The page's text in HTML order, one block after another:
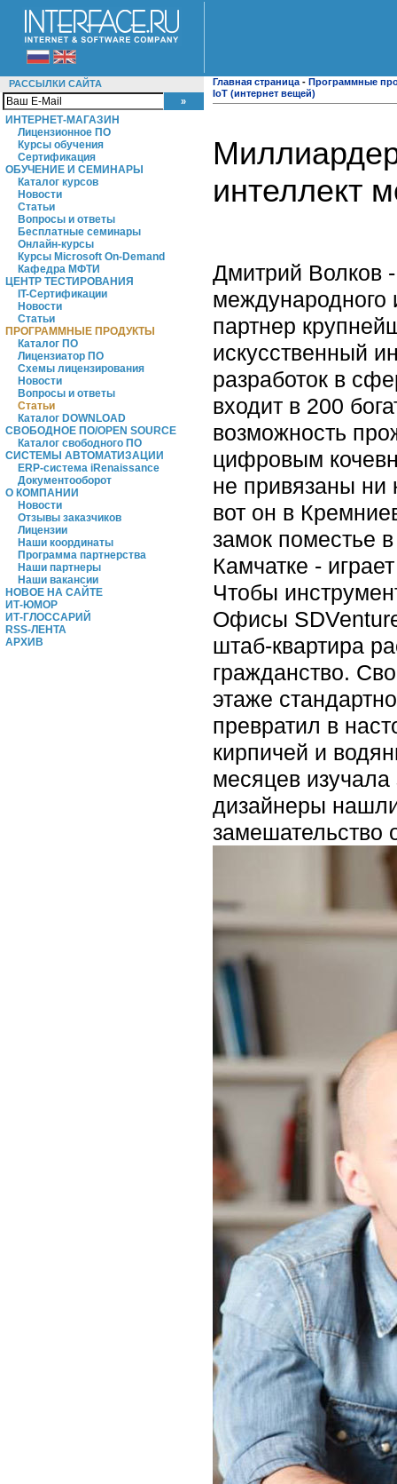
РАССЫЛКИ САЙТА
ИНТЕРНЕТ-МАГАЗИН
Лицензионное ПО
Курсы обучения
Сертификация
ОБУЧЕНИЕ И СЕМИНАРЫ
Каталог курсов
Новости
Статьи
Вопросы и ответы
Бесплатные семинары
Онлайн-курсы
Курсы Microsoft On-Demand
Кафедра МФТИ
ЦЕНТР ТЕСТИРОВАНИЯ
IT-Сертификации
Новости
Статьи
ПРОГРАММНЫЕ ПРОДУКТЫ
Каталог ПО
Лицензиатор ПО
Схемы лицензирования
Новости
Вопросы и ответы
Статьи
Каталог DOWNLOAD
СВОБОДНОЕ ПО/OPEN SOURCE
Каталог свободного ПО
СИСТЕМЫ АВТОМАТИЗАЦИИ
ERP-система iRenaissance
Документооборот
О КОМПАНИИ
Новости
Отзывы заказчиков
Лицензии
Наши координаты
Программа партнерства
Наши партнеры
Наши вакансии
НОВОЕ НА САЙТЕ
ИТ-ЮМОР
ИТ-ГЛОССАРИЙ
RSS-ЛЕНТА
АРХИВ
Главная страница - Программные
IoT (интернет вещей)
интеллект
Дмитрий Волков
международного
партнер
искусственный
разработок в
входит в 200
возможность
цифровым
не привязаны ни
вот он в
замок поместье
Камчатке -
Чтобы
Офисы
штаб-квартира
гражданство.
этаже
превратил в
кирпичей и
месяцев
дизайнеры нашли
замешательство